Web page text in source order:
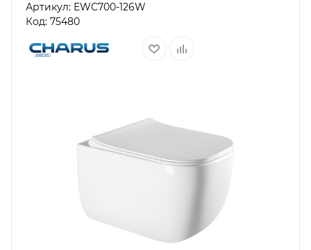
Артикул: EWC700-126W
Код: 75480